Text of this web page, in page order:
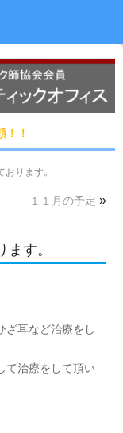
！！
ります。
１１月の予定 »
す。
ざ耳など治療をし
て治療をして頂い